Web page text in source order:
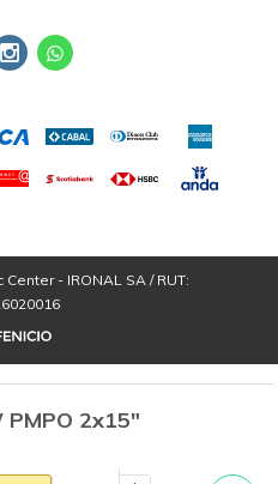
2x15"
 
- IRONAL SA / RUT: